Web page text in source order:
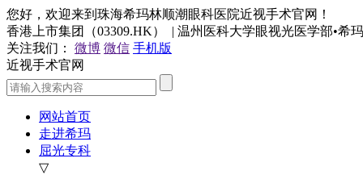
您好，欢迎来到珠海希玛林顺潮眼科医院近视手术官网！
香港上市集团（03309.HK） | 温州医科大学眼视光医学部•希
关注我们：
微博 微信 手机版
近视手术官网
网站首页
走进希玛
屈光专科
▽